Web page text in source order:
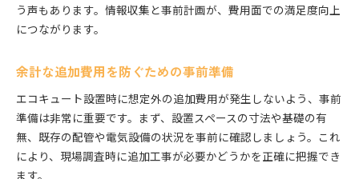
う声もあります。情報収集と事前計画が、費用面での満足度向上
につながります。
余計な追加費用を防ぐための事前準備
エコキュート設置時に想定外の追加費用が発生しないよう、事前
準備は非常に重要です。まず、設置スペースの寸法や基礎の有
無、既存の配管や電気設備の状況を事前に確認しましょう。これ
により、現場調査時に追加工事が必要かどうかを正確に把握でき
ます。